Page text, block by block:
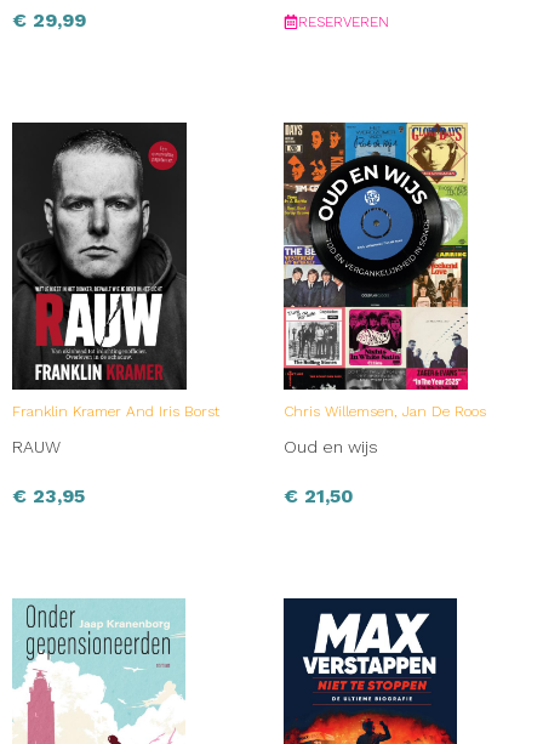
€ 29,99 RESERVEREN
Franklin Kramer And Iris Borst
RAUW
€ 23,95
Chris Willemsen, Jan De Roos
Oud en wijs
€ 21,50